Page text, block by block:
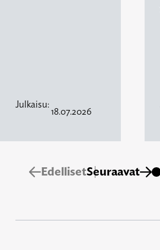
Julkaisu:
18.07.2026
EdellisetSeuraavat